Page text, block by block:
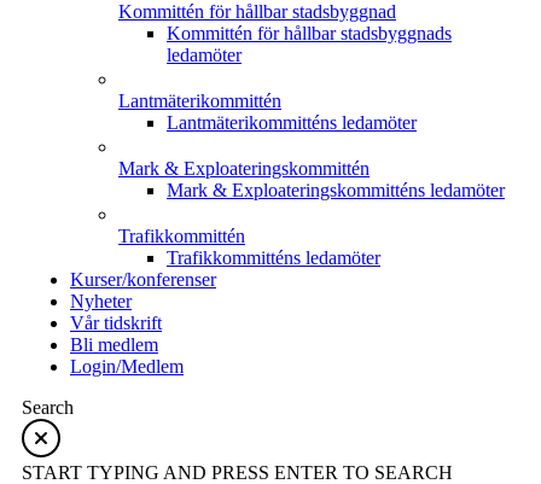
Kommittén för hållbar stadsbyggnad
Kommittén för hållbar stadsbyggnads
ledamöter
Lantmäterikommittén
Lantmäterikommitténs ledamöter
Mark & Exploateringskommittén
Mark & Exploateringskommitténs ledamöter
Trafikkommittén
Trafikkommitténs ledamöter
Kurser/konferenser
Nyheter
Vår tidskrift
Bli medlem
Login/Medlem
Search
START TYPING AND PRESS ENTER TO SEARCH